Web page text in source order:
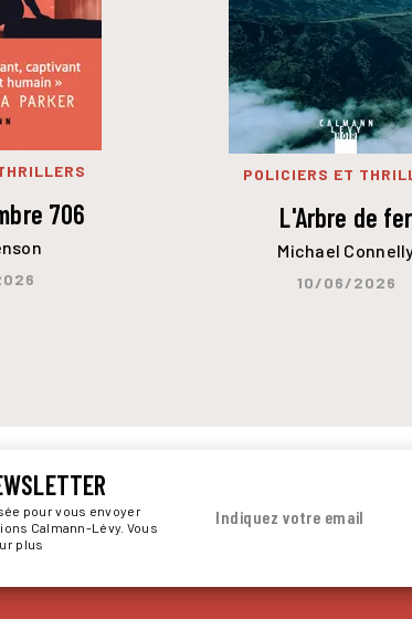
706
POLICIERS ET
L'Arbre de fer
Michael
10/06/2026
pour vous envoyer
Calmann-Lévy. Vous
plus
Indiquez votre email